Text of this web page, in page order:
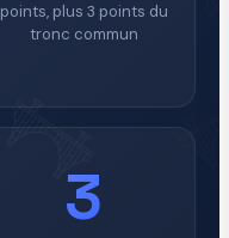
points, plus 3 points du
tronc commun
3